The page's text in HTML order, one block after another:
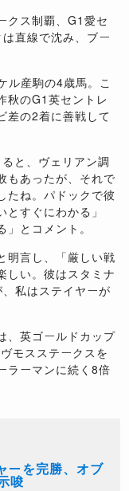
クス制覇、G1愛セ
直線で沈み、ブー
産駒の4歳馬。こ
秋のG1英セントレ
差の2着に善戦して
と、ヴェリアン調
もあったが、それで
たね。パドックで彼
すぐにわかる」
とコメント。
明言し、「厳しい戦
しい。彼はスタミナ
私はステイヤーが
、英ゴールドカップ
モスステークスを
ラーマンに続く8倍
ーを完勝、オブ
唆